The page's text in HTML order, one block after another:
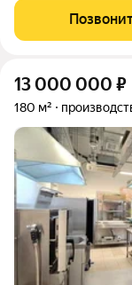
сезонных вещей,
Есть еще
13 000 000 ₽
180 м²